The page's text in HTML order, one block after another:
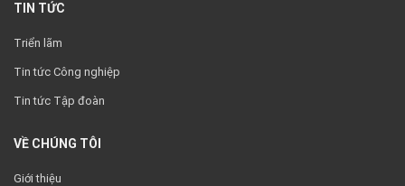
TIN TỨC
Triển lãm
Tin tức Công nghiệp
Tin tức Tập đoàn
VỀ CHÚNG TÔI
Giới thiệu